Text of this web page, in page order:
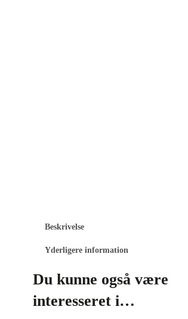
Beskrivelse
Yderligere information
Du kunne også være
interesseret i…